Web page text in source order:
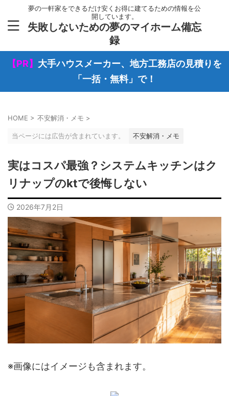
夢の一軒家をできるだけ安くお得に建てるための情報を公
開しています。
失敗しないための夢のマイホーム備忘
録
【PR】 大手ハウスメーカー、地方工務店の見積りを
「一括・無料」で！
HOME > 不安解消・メモ >
当ページには広告が含まれています。 不安解消・メモ
実はコスパ最強？システムキッチンはク
リナップのktで後悔しない
2026年7月2日
※画像にはイメージも含まれます。